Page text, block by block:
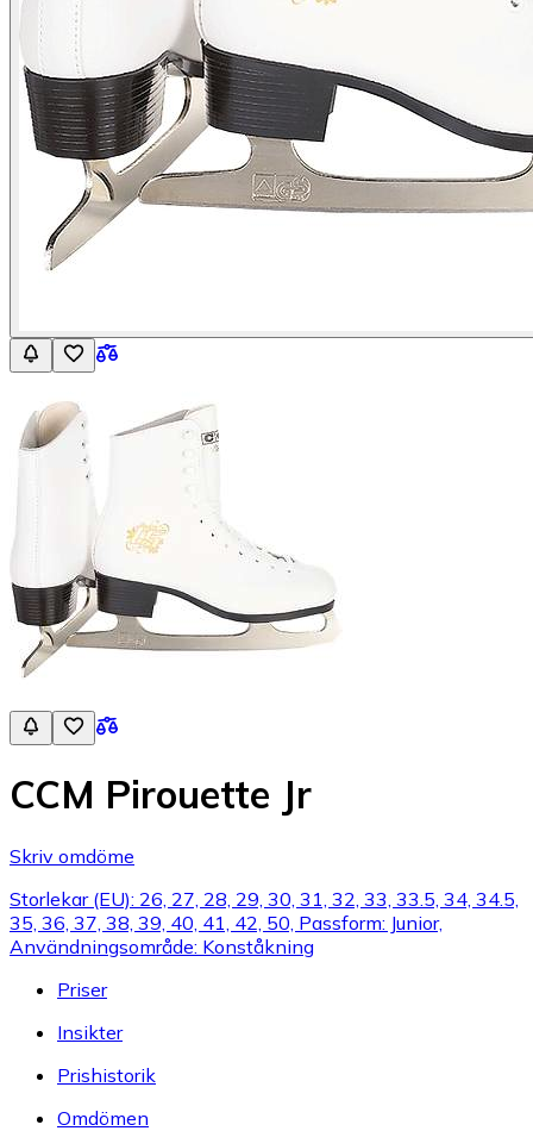
CCM Pirouette Jr
Skriv omdöme
Storlekar (EU): 26, 27, 28, 29, 30, 31, 32, 33, 33.5, 34, 34.5,
35, 36, 37, 38, 39, 40, 41, 42, 50, Passform: Junior,
Användningsområde: Konståkning
Priser
Insikter
Prishistorik
Omdömen